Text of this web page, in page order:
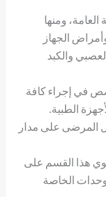
ومنها
الجهاز
والكبد
في إجراء كافة
الطبية.
المرضى على مدار
هذا القسم على
الخاصة